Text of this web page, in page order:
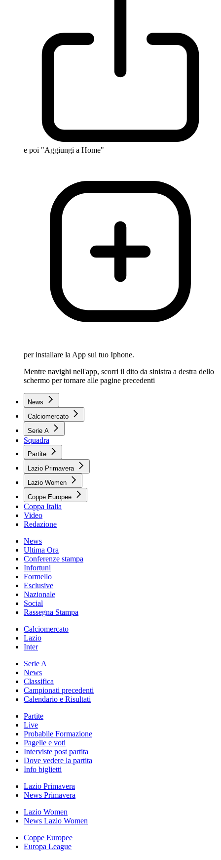
e poi "Aggiungi a Home"
per installare la App sul tuo Iphone.
Mentre navighi nell'app, scorri il dito da sinistra a destra dello
schermo per tornare alle pagine precedenti
News
Calciomercato
Serie A
Squadra
Partite
Lazio Primavera
Lazio Women
Coppe Europee
Coppa Italia
Video
Redazione
News
Ultima Ora
Conferenze stampa
Infortuni
Formello
Esclusive
Nazionale
Social
Rassegna Stampa
Calciomercato
Lazio
Inter
Serie A
News
Classifica
Campionati precedenti
Calendario e Risultati
Partite
Live
Probabile Formazione
Pagelle e voti
Interviste post partita
Dove vedere la partita
Info biglietti
Lazio Primavera
News Primavera
Lazio Women
News Lazio Women
Coppe Europee
Europa League